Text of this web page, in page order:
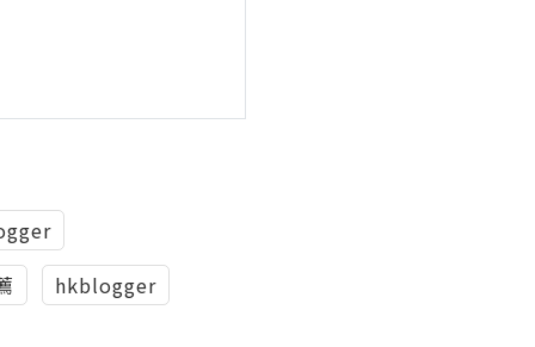
hkblogger